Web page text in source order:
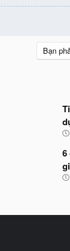
Bạn
6